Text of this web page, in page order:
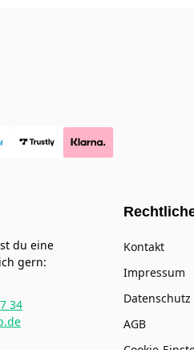
du eine
gern:
34
Kontakt
Impressum
Datenschutz
AGB